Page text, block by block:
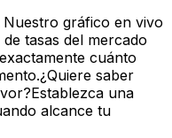
gráfico en vivo
tasas del mercado
cuánto
saber
una
alcance tu